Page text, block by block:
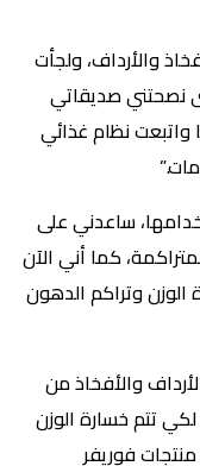
والأرداف، ولجأت
نصحتني صديقاتي
واتبعت نظام غذائي
ساعدني على
كما أني الآن
الوزن وتراكم الدهون
والأفخاذ من
تتم خسارة الوزن
فوريفر